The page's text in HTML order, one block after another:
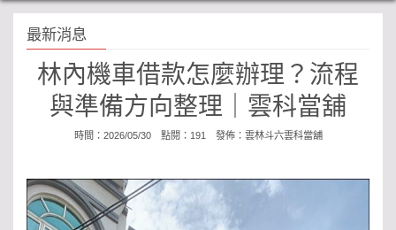
最新消息
林內機車借款怎麼辦理？流程
與準備方向整理｜雲科當舖
時間：2026/05/30 點閱：191 發佈： 雲林斗六雲科當舖